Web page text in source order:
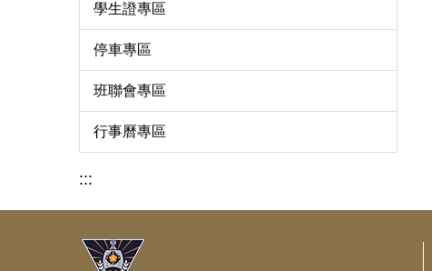
學生證專區
停車專區
班聯會專區
行事曆專區
:::